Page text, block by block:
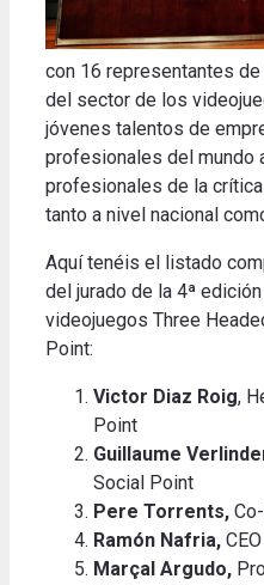
con 16 representantes
del sector de los
jóvenes talentos de
profesionales del mundo
profesionales de la
tanto a nivel nacional
Aquí tenéis el listado
del jurado de la 4ª
videojuegos Three
Point:
Victor Diaz Roig,
Point
Guillaume
Social Point
Pere Torrents,
Ramón Nafria,
Marçal Argudo,